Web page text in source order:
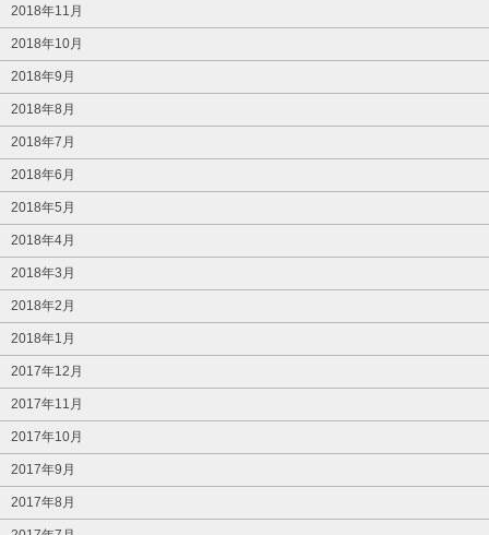
2018年11月
2018年10月
2018年9月
2018年8月
2018年7月
2018年6月
2018年5月
2018年4月
2018年3月
2018年2月
2018年1月
2017年12月
2017年11月
2017年10月
2017年9月
2017年8月